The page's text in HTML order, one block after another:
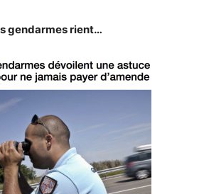
gendarmes rient…